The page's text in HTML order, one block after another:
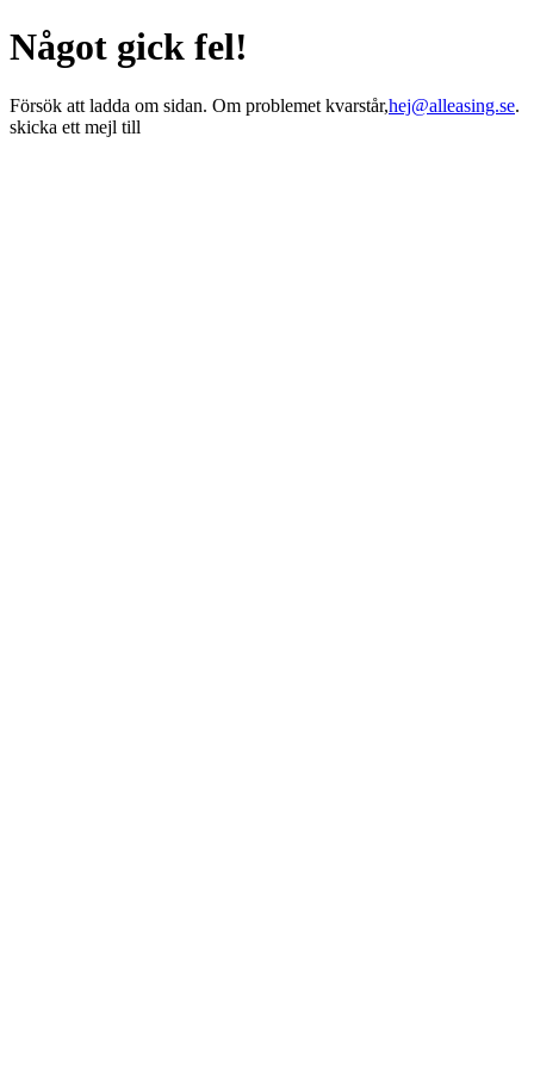
Något gick fel!
Försök att ladda om sidan. Om problemet kvarstår,hej@alleasing.se.
skicka ett mejl till